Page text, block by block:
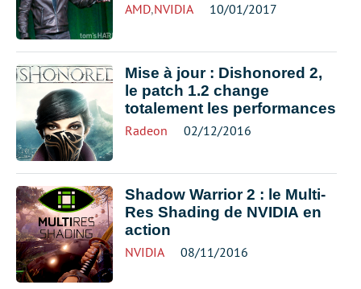
AMD,NVIDIA 10/01/2017
Mise à jour : Dishonored 2,
le patch 1.2 change
totalement les performances
Radeon 02/12/2016
Shadow Warrior 2 : le Multi-
Res Shading de NVIDIA en
action
NVIDIA 08/11/2016